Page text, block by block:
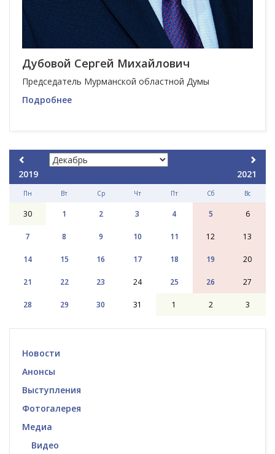
Дубовой Сергей Михайлович
Председатель Мурманской областной Думы
Подробнее
2019 2021
Пн Вт Ср Чт Пт Сб Вс
30 1 2 3 4 5 6
7 8 9 10 11 12 13
14 15 16 17 18 19 20
21 22 23 24 25 26 27
28 29 30 31 1 2 3
Новости
Анонсы
Выступления
Фотогалерея
Медиа
Видео